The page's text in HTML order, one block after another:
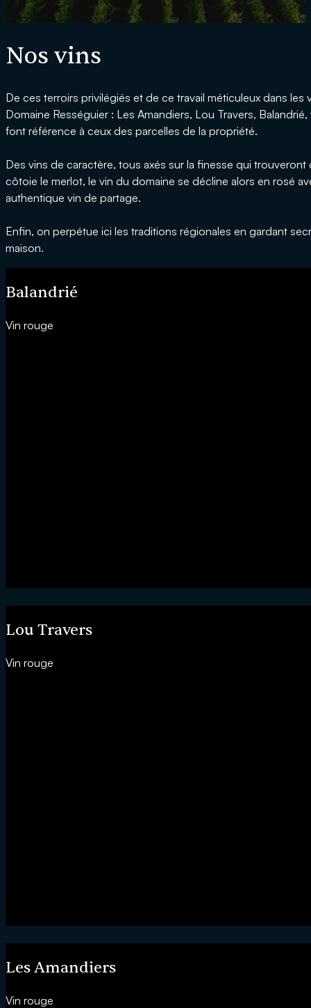
Nos vins
De ces terroirs privilégiés et de ce travail méticuleux dans
Domaine Rességuier : Les Amandiers, Lou Travers,
font référence à ceux des parcelles de la propriété.
Des vins de caractère, tous axés sur la finesse qui
côtoie le merlot, le vin du domaine se décline alors en rosé
authentique vin de partage.
Enfin, on perpétue ici les traditions régionales en gardant
maison.
Balandrié
Vin rouge
Lou Travers
Vin rouge
Les Amandiers
Vin rouge